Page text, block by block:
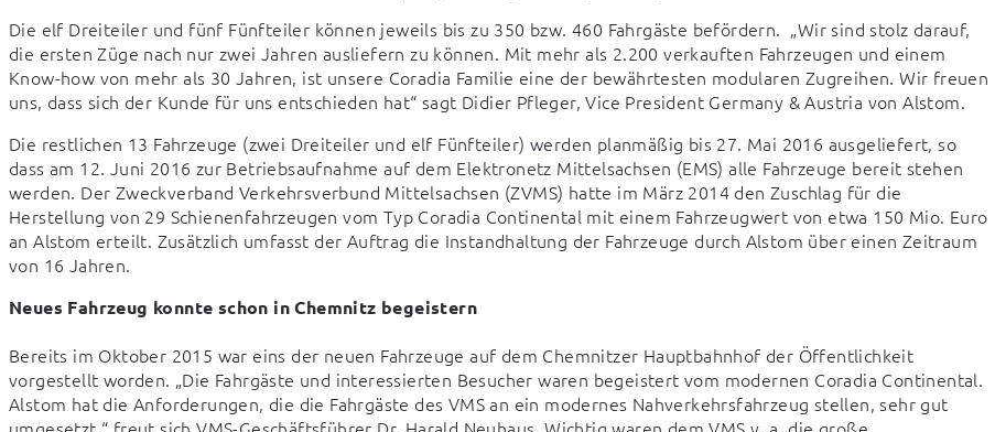
Die elf Dreiteiler und fünf Fünfteiler können jeweils bis zu 350 bzw. 460 Fahrgäste befördern.  „Wir sind stolz darauf,
die ersten Züge nach nur zwei Jahren ausliefern zu können. Mit mehr als 2.200 verkauften Fahrzeugen und einem
Know-how von mehr als 30 Jahren, ist unsere Coradia Familie eine der bewährtesten modularen Zugreihen. Wir freuen
uns, dass sich der Kunde für uns entschieden hat“ sagt Didier Pfleger, Vice President Germany & Austria von Alstom.
Die restlichen 13 Fahrzeuge (zwei Dreiteiler und elf Fünfteiler) werden planmäßig bis 27. Mai 2016 ausgeliefert, so
dass am 12. Juni 2016 zur Betriebsaufnahme auf dem Elektronetz Mittelsachsen (EMS) alle Fahrzeuge bereit stehen
werden. Der Zweckverband Verkehrsverbund Mittelsachsen (ZVMS) hatte im März 2014 den Zuschlag für die
Herstellung von 29 Schienenfahrzeugen vom Typ Coradia Continental mit einem Fahrzeugwert von etwa 150 Mio. Euro
an Alstom erteilt. Zusätzlich umfasst der Auftrag die Instandhaltung der Fahrzeuge durch Alstom über einen Zeitraum
von 16 Jahren.
Neues Fahrzeug konnte schon in Chemnitz begeistern
Bereits im Oktober 2015 war eins der neuen Fahrzeuge auf dem Chemnitzer Hauptbahnhof der Öffentlichkeit
vorgestellt worden. „Die Fahrgäste und interessierten Besucher waren begeistert vom modernen Coradia Continental.
Alstom hat die Anforderungen, die die Fahrgäste des VMS an ein modernes Nahverkehrsfahrzeug stellen, sehr gut